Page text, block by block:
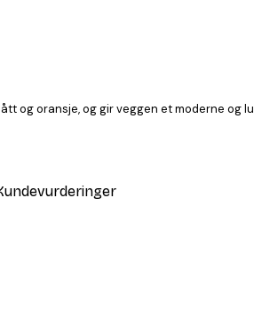
og oransje, og gir veggen et moderne og